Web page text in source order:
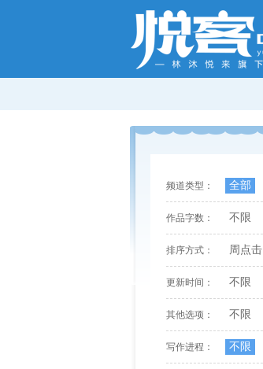
频道类型： 全部
作品字数： 不限
排序方式： 周点击
更新时间： 不限
其他选项： 不限
写作进程： 不限